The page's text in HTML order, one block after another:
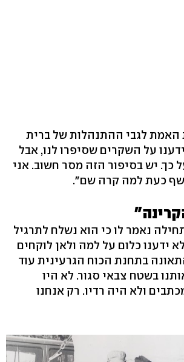
לגבי ההתנהלות של ברית
על השקרים שסיפרו לנו, אבל
כך. יש בסיפור הזה מסר חשוב. אני
כעת למה קרה שם".
נאמר לו כי הוא נשלח לתרגיל
ידענו כלום על למה ולאן לוקחים
בתחנת הכוח הגרעינית עוד
בשטח צבאי סגור. לא היו
ולא היה רדיו. רק אנחנו